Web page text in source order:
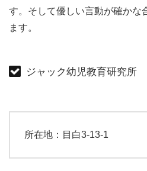
す。そして優しい言動が確かな
ます。
ジャック幼児教育研究所
所在地：目白3-13-1